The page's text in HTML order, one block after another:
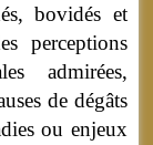
bovidés et
perceptions
admirées,
de dégâts
ou enjeux